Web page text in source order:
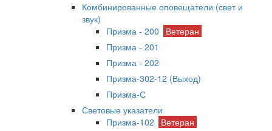
Комбинированные оповещатели (свет и
звук)
Призма - 200
Ветеран
Призма - 201
Призма - 202
Призма-302-12 (Выход)
Призма-С
Световые указатели
Призма-102
Ветеран